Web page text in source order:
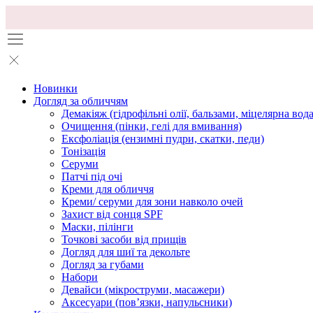
Новинки
Догляд за обличчям
Демакіяж (гідрофільні олії, бальзами, міцелярна
Очищення (пінки, гелі для вмивання)
Ексфоліація (ензимні пудри, скатки, педи)
Тонізація
Серуми
Патчі під очі
Креми для обличчя
Креми/ серуми для зони навколо очей
Захист від сонця SPF
Маски, пілінги
Точкові засоби від прищів
Догляд для шиї та декольте
Догляд за губами
Набори
Девайси (мікроструми, масажери)
Аксесуари (повʼязки, напульсники)